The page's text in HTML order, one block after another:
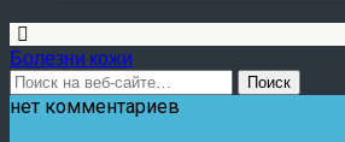
Болезни кожи
нет комментариев